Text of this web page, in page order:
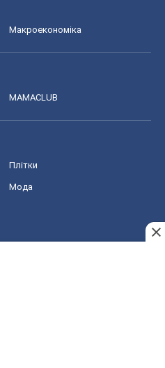
Макроекономіка
MAMACLUB
Плітки
Мода